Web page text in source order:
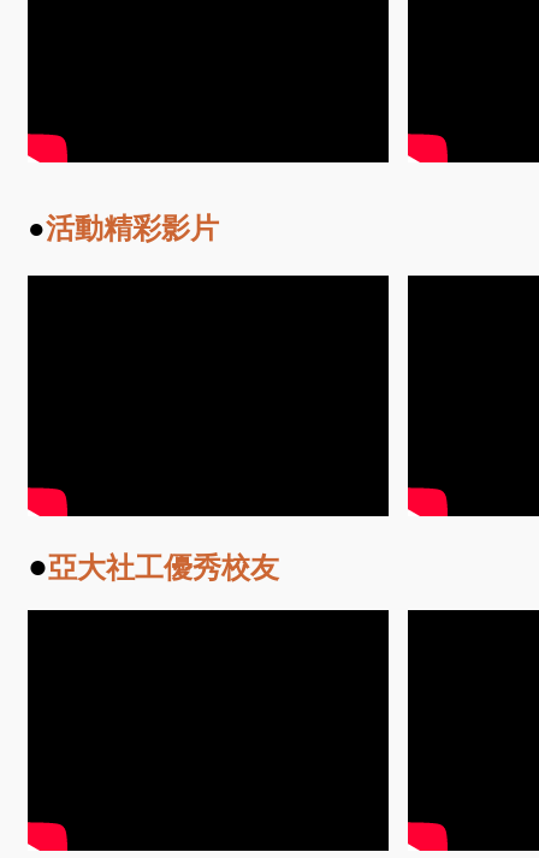
●活動精彩影片
●亞大社工優秀校友